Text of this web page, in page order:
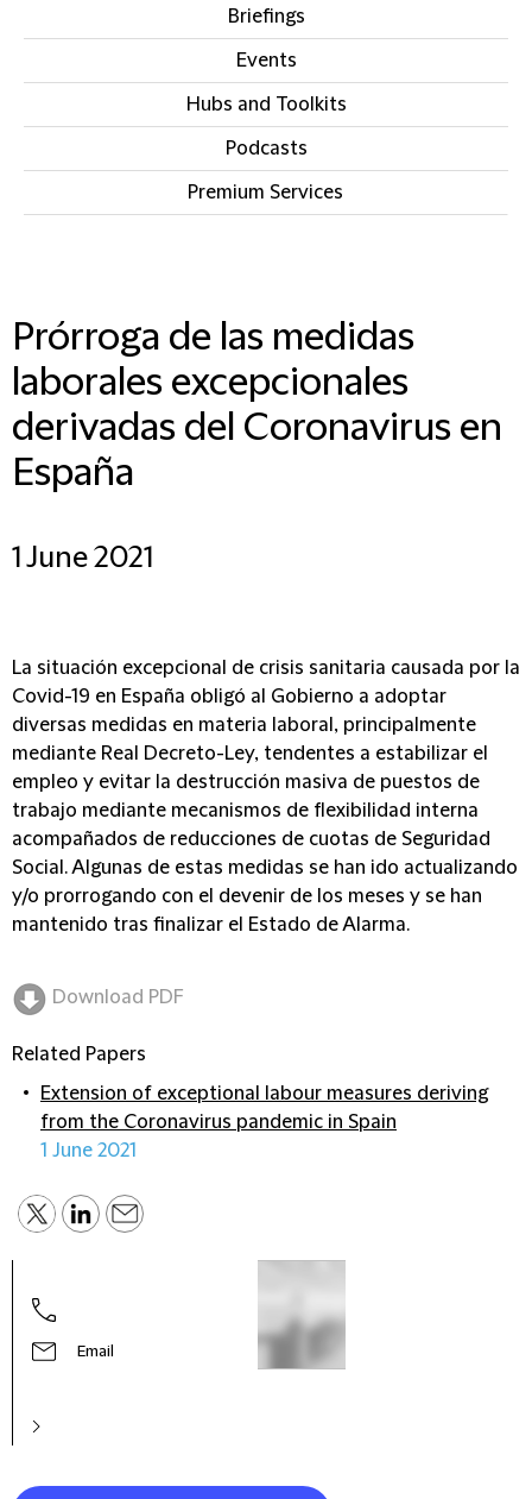
Briefings
Events
Hubs and Toolkits
Podcasts
Premium Services
Prórroga de las medidas
laborales excepcionales
derivadas del Coronavirus en
España
1 June 2021
La situación excepcional de crisis sanitaria causada por la
Covid-19 en España obligó al Gobierno a adoptar
diversas medidas en materia laboral, principalmente
mediante Real Decreto-Ley, tendentes a estabilizar el
empleo y evitar la destrucción masiva de puestos de
trabajo mediante mecanismos de flexibilidad interna
acompañados de reducciones de cuotas de Seguridad
Social. Algunas de estas medidas se han ido actualizando
y/o prorrogando con el devenir de los meses y se han
mantenido tras finalizar el Estado de Alarma.
Download PDF
Related Papers
Extension of exceptional labour measures deriving
from the Coronavirus pandemic in Spain
1 June 2021
Email